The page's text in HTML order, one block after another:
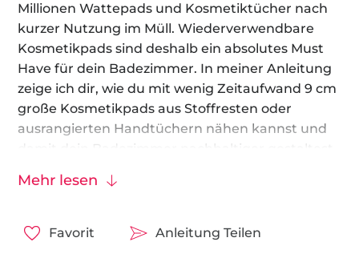
Millionen Wattepads und Kosmetiktücher nach
kurzer Nutzung im Müll. Wiederverwendbare
Kosmetikpads sind deshalb ein absolutes Must
Have für dein Badezimmer. In meiner Anleitung
zeige ich dir, wie du mit wenig Zeitaufwand 9 cm
große Kosmetikpads aus Stoffresten oder
ausrangierten Handtüchern nähen kannst und
damit dein Badezimmer nachhaltiger gestaltest.
einen Materialmix aus Baumwolljersey und
Stoffe und Formen.
Mehr lesen
Favorit Anleitung Teilen